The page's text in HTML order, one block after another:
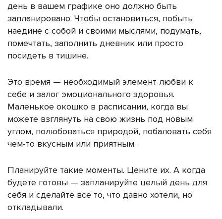
день в вашем графике оно должно быть
запланировано. Чтобы остановиться, побыть
наедине с собой и своими мыслями, подумать,
помечтать, заполнить дневник или просто
посидеть в тишине.
Это время — необходимый элемент любви к
себе и залог эмоционального здоровья.
Маленькое окошко в расписании, когда вы
можете взглянуть на свою жизнь под новым
углом, полюбоваться природой, побаловать себя
чем-то вкусным или приятным.
Планируйте такие моменты. Цените их. А когда
будете готовы — запланируйте целый день для
себя и сделайте все то, что давно хотели, но
откладывали.